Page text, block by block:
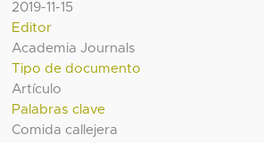
2019-11-15
Editor
Academia Journals
Tipo de documento
Artículo
Palabras clave
Comida callejera